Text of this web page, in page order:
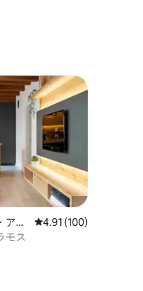
評価
です。
アパ
レビュー100件、5つ
4.91 (100)
モス